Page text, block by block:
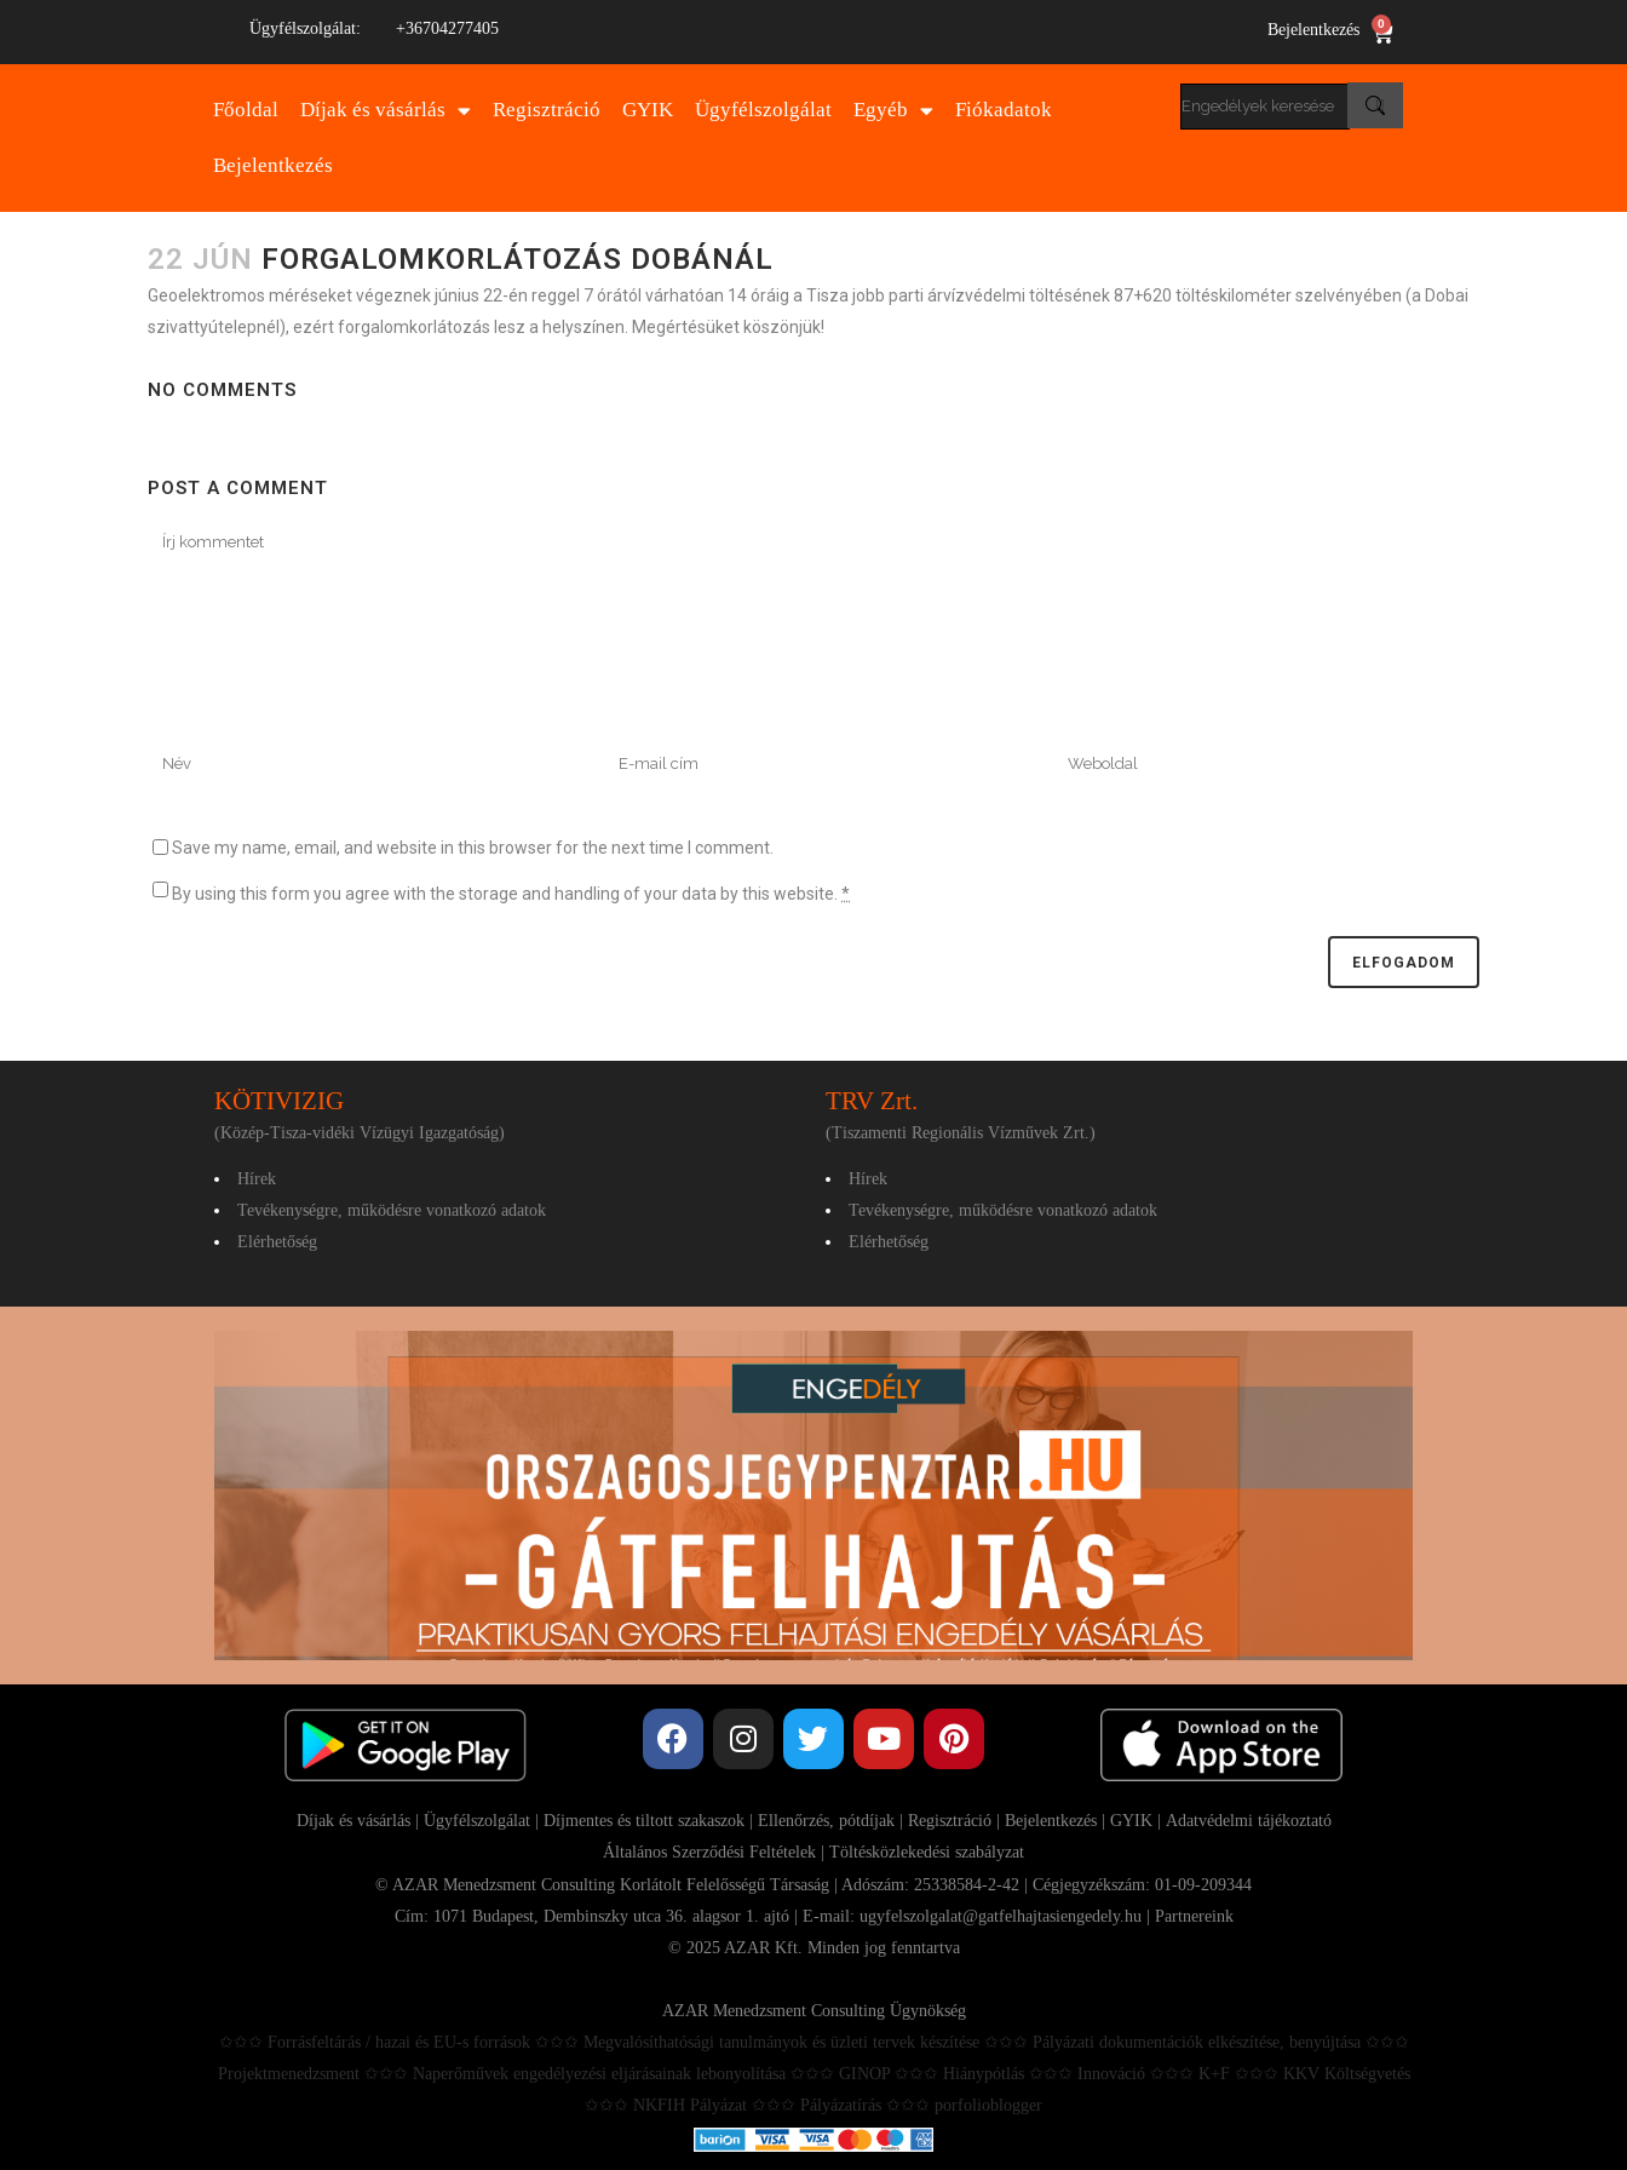
Ügyfélszolgálat: +36704277405 Bejelentkezés 0
Főoldal Díjak és vásárlás Regisztráció GYIK Ügyfélszolgálat Egyéb Fiókadatok
Bejelentkezés
22 JÚN FORGALOMKORLÁTOZÁS DOBÁNÁL
Geoelektromos méréseket végeznek június 22-én reggel 7 órától várhatóan 14 óráig a Tisza jobb parti árvízvédelmi töltésének 87+620 töltéskilométer szelvényében (a Dobai
szivattyútelepnél), ezért forgalomkorlátozás lesz a helyszínen. Megértésüket köszönjük!
NO COMMENTS
POST A COMMENT
Save my name, email, and website in this browser for the next time I comment.
By using this form you agree with the storage and handling of your data by this website. *
KÖTIVIZIG
(Közép-Tisza-vidéki Vízügyi Igazgatóság)
TRV Zrt.
(Tiszamenti Regionális Vízművek Zrt.)
Hírek
Tevékenységre, működésre vonatkozó adatok
Elérhetőség
Hírek
Tevékenységre, működésre vonatkozó adatok
Elérhetőség
Díjak és vásárlás| Ügyfélszolgálat| Díjmentes és tiltott szakaszok| Ellenőrzés, pótdíjak| Regisztráció| Bejelentkezés| GYIK | Adatvédelmi tájékoztató
Általános Szerződési Feltételek | Töltésközlekedési szabályzat
© AZAR Menedzsment Consulting Korlátolt Felelősségű Társaság | Adószám: 25338584-2-42 | Cégjegyzékszám: 01-09-209344
Cím: 1071 Budapest, Dembinszky utca 36. alagsor 1. ajtó | E-mail: ugyfelszolgalat@gatfelhajtasiengedely.hu | Partnereink
© 2025 AZAR Kft. Minden jog fenntartva
AZAR Menedzsment Consulting Ügynökség
✩✩✩ Forrásfeltárás / hazai és EU-s források ✩✩✩ Megvalósíthatósági tanulmányok és üzleti tervek készítése ✩✩✩ Pályázati dokumentációk elkészítése, benyújtása ✩✩✩
Projektmenedzsment ✩✩✩ Naperőművek engedélyezési eljárásainak lebonyolítása ✩✩✩ GINOP ✩✩✩ Hiánypótlás ✩✩✩ Innováció ✩✩✩ K+F ✩✩✩ KKV Költségvetés
✩✩✩ NKFIH Pályázat ✩✩✩ Pályázatírás ✩✩✩ porfolioblogger